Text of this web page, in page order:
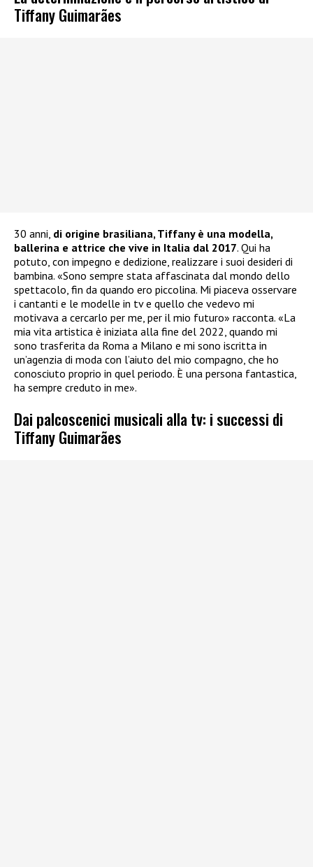
Tiffany Guimarães
30 anni, di origine brasiliana, Tiffany è una modella,
ballerina e attrice che vive in Italia dal 2017. Qui ha
potuto, con impegno e dedizione, realizzare i suoi desideri di
bambina. «Sono sempre stata affascinata dal mondo dello
spettacolo, fin da quando ero piccolina. Mi piaceva osservare
i cantanti e le modelle in tv e quello che vedevo mi
motivava a cercarlo per me, per il mio futuro» racconta. «La
mia vita artistica è iniziata alla fine del 2022, quando mi
sono trasferita da Roma a Milano e mi sono iscritta in
un’agenzia di moda con l’aiuto del mio compagno, che ho
conosciuto proprio in quel periodo. È una persona fantastica,
ha sempre creduto in me».
Dai palcoscenici musicali alla tv: i successi di
Tiffany Guimarães